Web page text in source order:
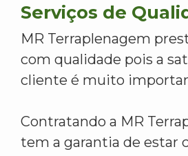
Serviços de
MR Terraplenagem
com qualidade pois a
cliente é muito
Contratando a MR
tem a garantia de estar